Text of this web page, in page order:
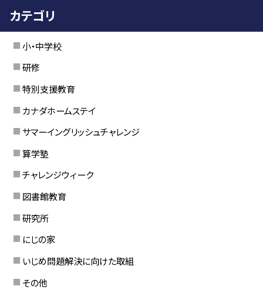
カテゴリ
小・中学校
研修
特別支援教育
カナダホームステイ
サマーイングリッシュチャレンジ
算学塾
チャレンジウィーク
図書館教育
研究所
にじの家
いじめ問題解決に向けた取組
その他